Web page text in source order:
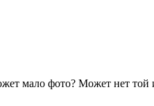
мало фото? Может нет